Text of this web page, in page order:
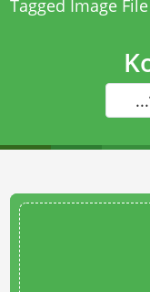
Tagged Image
...